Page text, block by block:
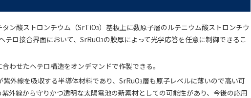
ン酸ストロンチウム（SrTiO3）基板上に数原子層のルテニウム酸ストロンチウ
テロ接合界面において、SrRuO3の膜厚によって光学応答を任意に制御できるこ
わせたヘテロ構造をオンデマンドで作製できる。
紫外線を吸収する半導体材料であり、SrRuO3層も原子レベルに薄いので高い可
外線から守りかつ透明な太陽電池の新素材としての可能性があり、今後の応用